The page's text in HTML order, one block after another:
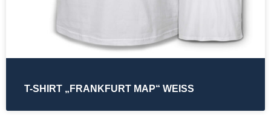
T-SHIRT „FRANKFURT MAP“ WEISS